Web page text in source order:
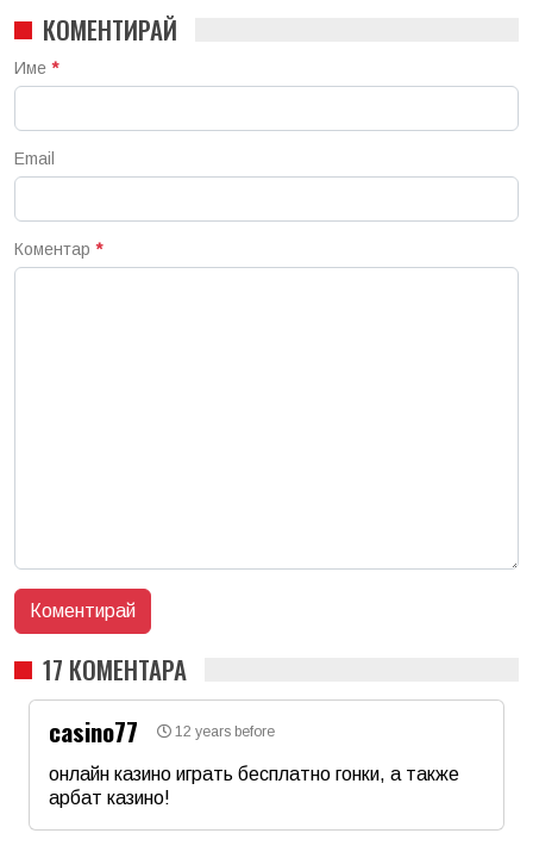
КОМЕНТИРАЙ
Име *
Email
Коментар *
17 КОМЕНТАРА
casino77
12 years before
онлайн казино играть бесплатно гонки, а также
арбат казино!